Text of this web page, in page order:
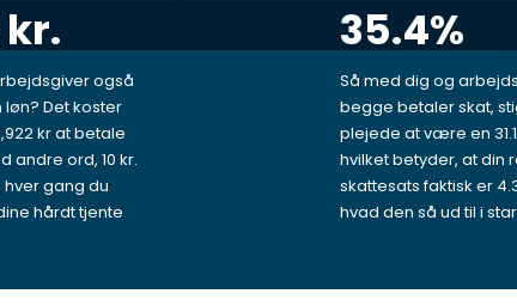
også
Det koster
kr at betale
andre ord, 10 kr.
gang du
hårdt tjente
35.4%
Så med dig og
begge betaler skat,
plejede at være en
hvilket betyder, at din
skattesats faktisk er
hvad den så ud til i